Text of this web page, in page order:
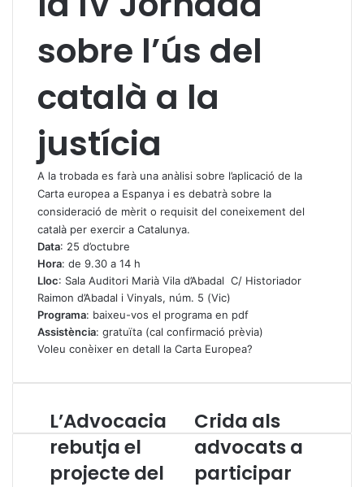
sobre l’ús del
català a la
justícia
A la trobada es farà una anàlisi sobre l’aplicació de la
Carta europea a Espanya i es debatrà sobre la
consideració de mèrit o requisit del coneixement del
català per exercir a Catalunya.
Data: 25 d’octubre
Hora: de 9.30 a 14 h
Lloc: Sala Auditori Marià Vila d’Abadal C/ Historiador
Raimon d’Abadal i Vinyals, núm. 5 (Vic)
Programa: baixeu-vos el programa en pdf
Assistència: gratuïta (cal confirmació prèvia)
Voleu conèixer en detall la Carta Europea?
L
’
A
d
L’Advocacia
rebutja el
projecte del
C
r
i
d
Crida als
advocats a
participar